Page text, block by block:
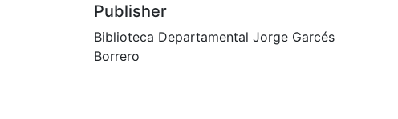
Publisher
Biblioteca Departamental Jorge Garcés
Borrero